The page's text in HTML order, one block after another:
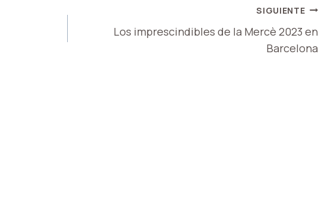
SIGUIENTE
Los imprescindibles de la Mercè 2023 en
Barcelona